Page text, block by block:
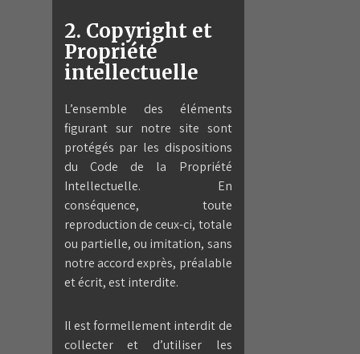
2. Copyright et
Propriété
intellectuelle
L’ensemble des éléments
figurant sur notre site sont
protégés par les dispositions
du Code de la Propriété
Intellectuelle. En
conséquence, toute
reproduction de ceux-ci, totale
ou partielle, ou imitation, sans
notre accord exprès, préalable
et écrit, est interdite.
Il est formellement interdit de
collecter et d’utiliser les